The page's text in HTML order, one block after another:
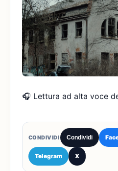
🎧 Lettura ad alta voce
CONDIVIDI Condividi
Telegram X